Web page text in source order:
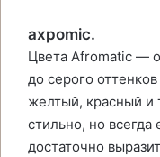
axpomic.
Цвета Afromatic —
до серого
желтый, красный и
стильно, но всегда
достаточно